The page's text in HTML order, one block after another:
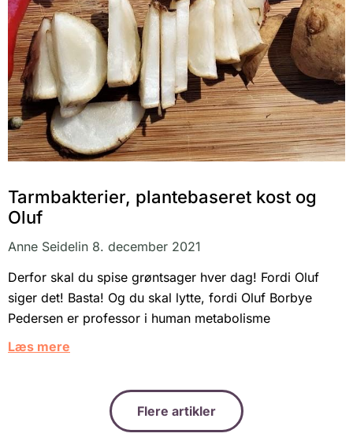
Tarmbakterier, plantebaseret kost og
Oluf
Anne Seidelin 8. december 2021
Derfor skal du spise grøntsager hver dag! Fordi Oluf
siger det! Basta! Og du skal lytte, fordi Oluf Borbye
Pedersen er professor i human metabolisme
Læs mere
Flere artikler